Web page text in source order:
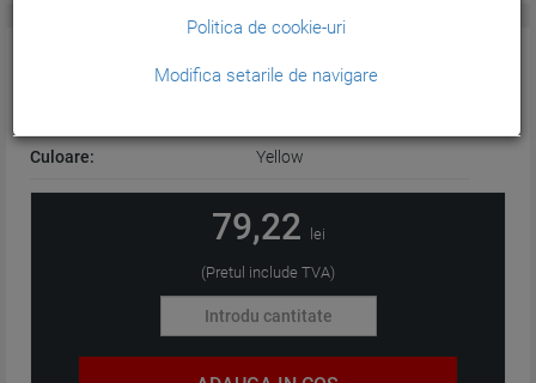
CARACTERISTICI GENERALE:
Culoare: Yellow
79,22 lei
(Pretul include TVA)
Politica de cookie-uri
Modifica setarile de navigare